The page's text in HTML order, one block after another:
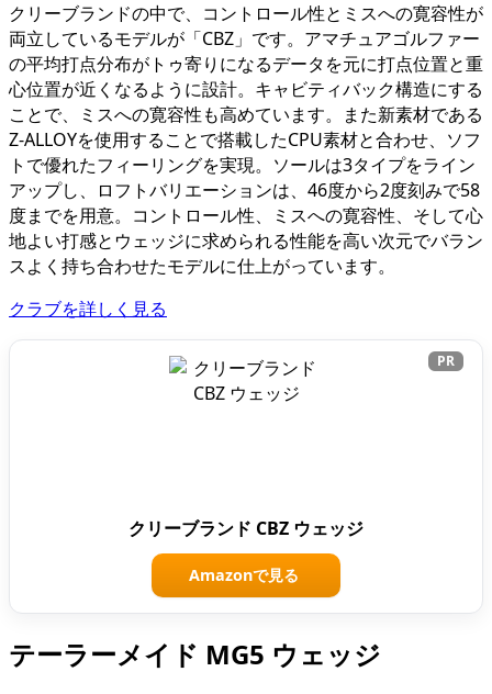
クリーブランドの中で、コントロール性とミスへの寛容性が
両立しているモデルが「CBZ」です。アマチュアゴルファー
の平均打点分布がトゥ寄りになるデータを元に打点位置と重
心位置が近くなるように設計。キャビティバック構造にする
ことで、ミスへの寛容性も高めています。また新素材である
Z-ALLOYを使用することで搭載したCPU素材と合わせ、ソフ
トで優れたフィーリングを実現。ソールは3タイプをライン
アップし、ロフトバリエーションは、46度から2度刻みで58
度までを用意。コントロール性、ミスへの寛容性、そして心
地よい打感とウェッジに求められる性能を高い次元でバラン
スよく持ち合わせたモデルに仕上がっています。
クラブを詳しく見る
PR
クリーブランド CBZ ウェッジ
Amazonで見る
テーラーメイド MG5 ウェッジ